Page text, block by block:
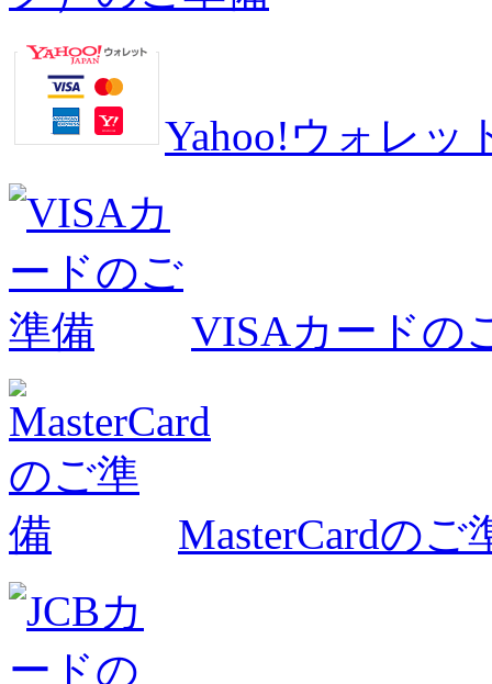
Yahoo!ウォレッ
VISAカードの
MasterCardのご